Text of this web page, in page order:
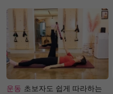
운동 초보자도 쉽게 따라하는